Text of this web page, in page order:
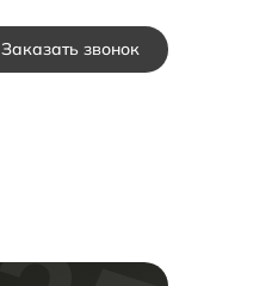
Заказать звонок